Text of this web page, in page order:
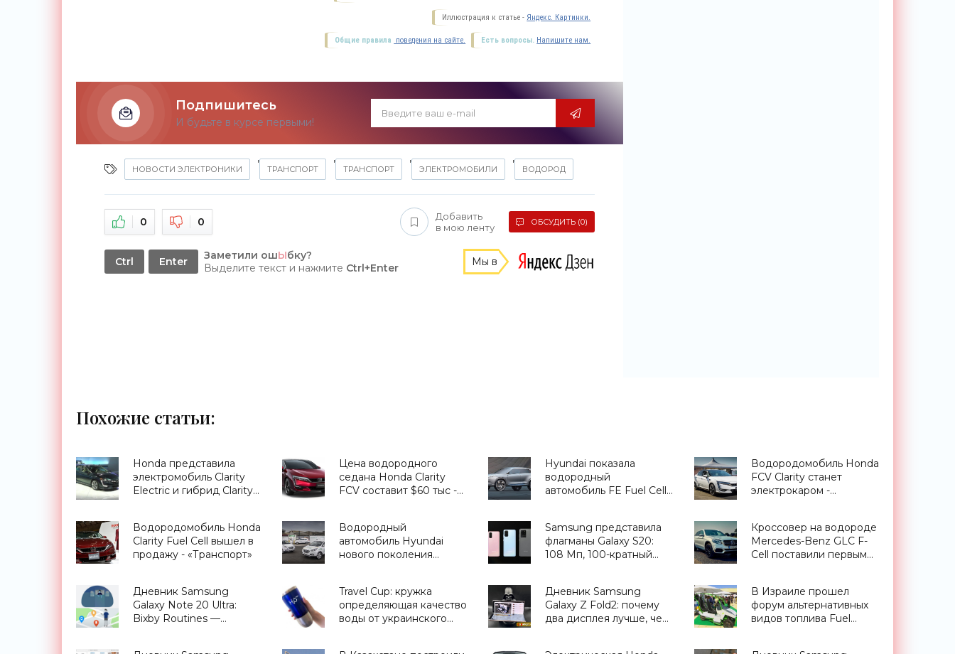
Иллюстрация к статье - Яндекс. Картинки.
Есть вопросы. Напишите нам.
Общие правила поведения на сайте.
Подпишитесь
И будьте в курсе первыми!
НОВОСТИ ЭЛЕКТРОНИКИ
,
ТРАНСПОРТ
,
ТРАНСПОРТ
,
ЭЛЕКТРОМОБИЛИ
,
ВОДОРОД
0 0
Добавить
в мою ленту
ОБСУДИТЬ (0)
Ctrl Enter Заметили ошЫбку?
Выделите текст и нажмите Ctrl+Enter Мы в
Похожие статьи:
Honda представила
электромобиль Clarity
Electric и гибрид Clarity
Цена водородного
седана Honda Clarity
FCV составит $60 тыс -
Hyundai показала
водородный
автомобиль FE Fuel Cell
Водородомобиль Honda
FCV Clarity станет
электрокаром -
Водородомобиль Honda
Clarity Fuel Cell вышел в
продажу - «Транспорт»
Водородный
автомобиль Hyundai
нового поколения
Samsung представила
флагманы Galaxy S20:
108 Мп, 100-кратный
«Смартфоны»
Кроссовер на водороде
Mercedes-Benz GLC F-
Cell поставили первым
Дневник Samsung
Galaxy Note 20 Ultra:
Bixby Routines —
Travel Cup: кружка
определяющая качество
воды от украинского
Дневник Samsung
Galaxy Z Fold2: почему
два дисплея лучше, чем
В Израиле прошел
форум альтернативных
видов топлива Fuel